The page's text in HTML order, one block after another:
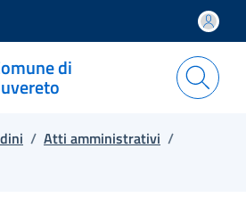
di
/ Atti amministrativi /